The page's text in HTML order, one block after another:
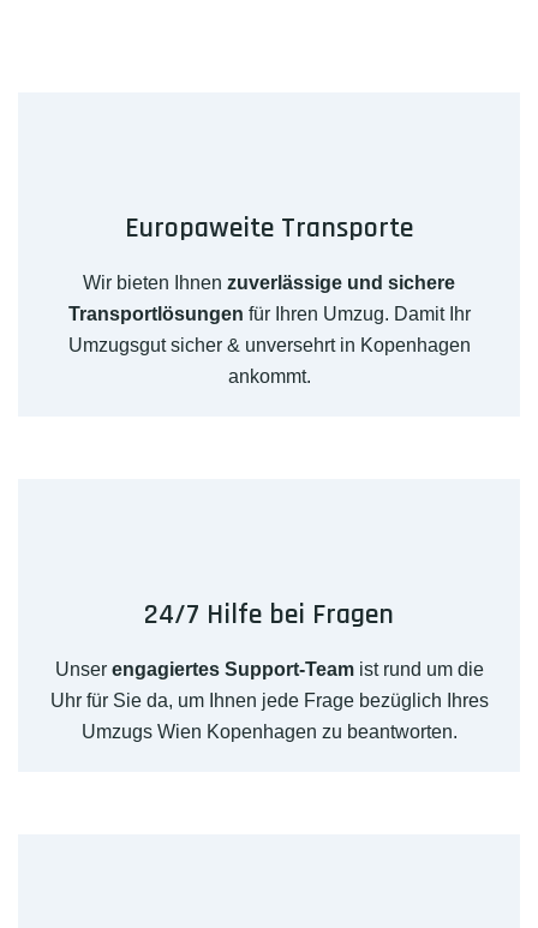
Europaweite Transporte
Wir bieten Ihnen zuverlässige und sichere
Transportlösungen für Ihren Umzug. Damit Ihr
Umzugsgut sicher & unversehrt in Kopenhagen
ankommt.
24/7 Hilfe bei Fragen
Unser engagiertes Support-Teamist rund um die
Uhr für Sie da, um Ihnen jede Frage bezüglich Ihres
Umzugs Wien Kopenhagen zu beantworten.